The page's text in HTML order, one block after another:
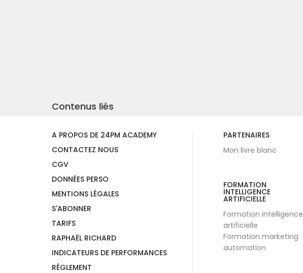
Contenus liés
A PROPOS DE 24PM ACADEMY
CONTACTEZ NOUS
CGV
DONNÉES PERSO
MENTIONS LÉGALES
S'ABONNER
TARIFS
RAPHAËL RICHARD
INDICATEURS DE PERFORMANCES
RÉGLEMENT
PARTENAIRES
Mon livre blanc
FORMATION
INTELLIGENCE
ARTIFICIELLE
Formation intelligence
artificielle
Formation marketing
automation